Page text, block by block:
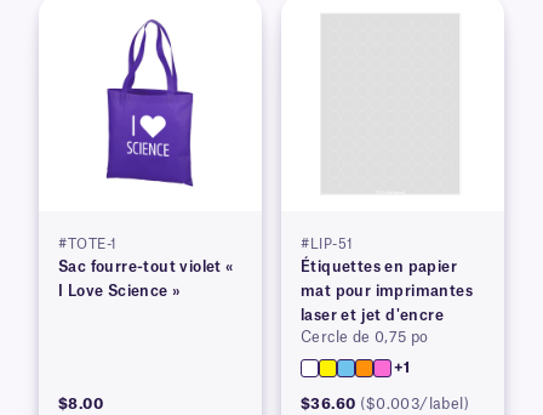
#TOTE-1
Sac fourre-tout violet «
I Love Science »
$8.00
#LIP-51
Étiquettes en papier
mat pour imprimantes
laser et jet d'encre
Cercle de 0,75 po
+1
$36.60 ($0.003/label)